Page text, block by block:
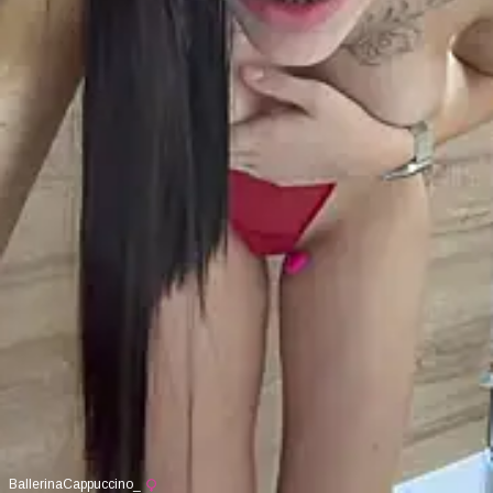
BallerinaCappuccino_